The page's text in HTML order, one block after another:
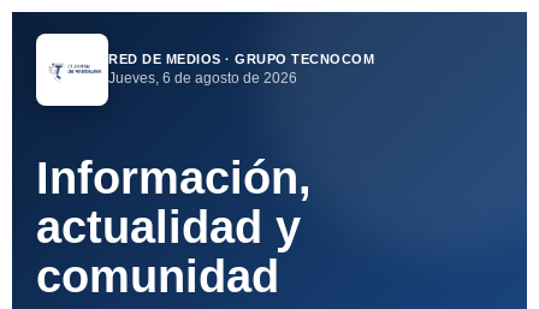
RED DE MEDIOS · GRUPO TECNOCOM
Jueves, 6 de agosto de 2026
Información,
actualidad y
comunidad